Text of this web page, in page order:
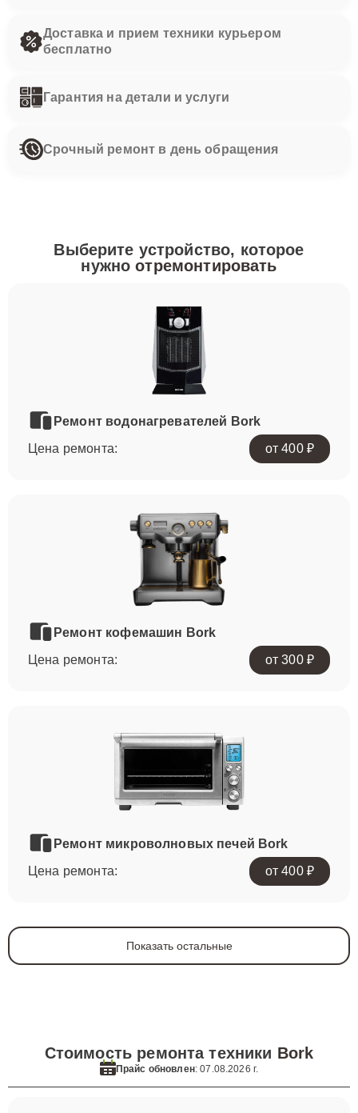
Доставка и прием техники курьером
бесплатно
Гарантия на детали и услуги
Срочный ремонт в день обращения
Выберите устройство, которое
нужноотремонтировать
Ремонт водонагревателей Bork
Цена ремонта:
от 400 ₽
Ремонт кофемашин Bork
Цена ремонта:
от 300 ₽
Ремонт микроволновых печей Bork
Цена ремонта:
от 400 ₽
Показать остальные
Стоимость ремонта техники Bork
Прайс обновлен: 07.08.2026 г.